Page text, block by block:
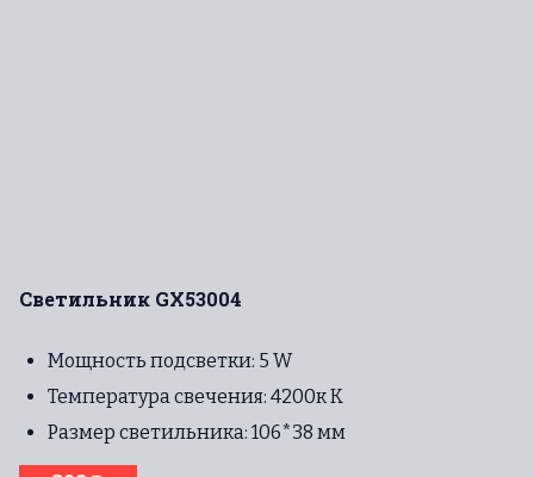
Светильник GX53004
Мощность подсветки: 5 W
Температура свечения: 4200к К
Размер светильника: 106*38 мм